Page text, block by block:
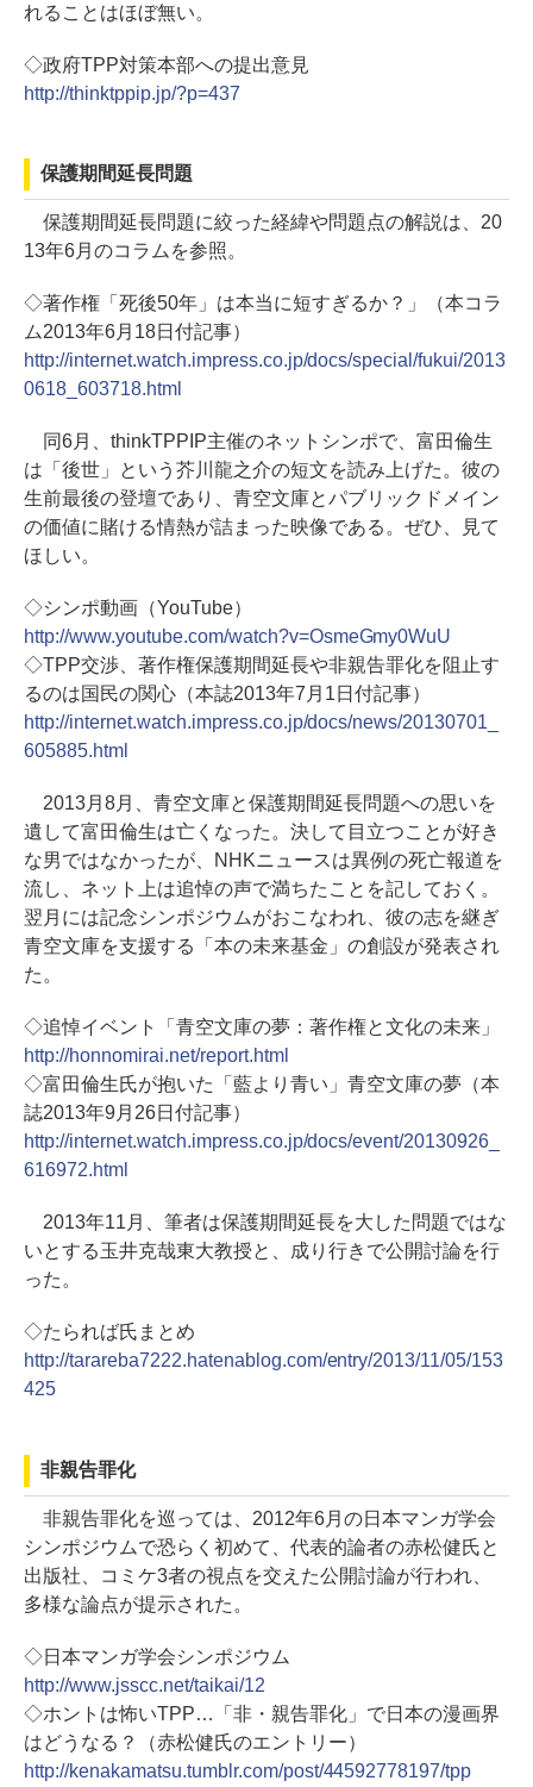
れることはほぼ無い。
◇政府TPP対策本部への提出意見
http://thinktppip.jp/?p=437
保護期間延長問題
保護期間延長問題に絞った経緯や問題点の解説は、20
13年6月のコラムを参照。
◇著作権「死後50年」は本当に短すぎるか？」（本コラ
ム2013年6月18日付記事）
http://internet.watch.impress.co.jp/docs/special/fukui/2013
0618_603718.html
同6月、thinkTPPIP主催のネットシンポで、富田倫生
は「後世」という芥川龍之介の短文を読み上げた。彼の
生前最後の登壇であり、青空文庫とパブリックドメイン
の価値に賭ける情熱が詰まった映像である。ぜひ、見て
ほしい。
◇シンポ動画（YouTube）
http://www.youtube.com/watch?v=OsmeGmy0WuU
◇TPP交渉、著作権保護期間延長や非親告罪化を阻止す
るのは国民の関心（本誌2013年7月1日付記事）
http://internet.watch.impress.co.jp/docs/news/20130701_
605885.html
2013月8月、青空文庫と保護期間延長問題への思いを
遺して富田倫生は亡くなった。決して目立つことが好き
な男ではなかったが、NHKニュースは異例の死亡報道を
流し、ネット上は追悼の声で満ちたことを記しておく。
翌月には記念シンポジウムがおこなわれ、彼の志を継ぎ
青空文庫を支援する「本の未来基金」の創設が発表され
た。
◇追悼イベント「青空文庫の夢：著作権と文化の未来」
http://honnomirai.net/report.html
◇富田倫生氏が抱いた「藍より青い」青空文庫の夢（本
誌2013年9月26日付記事）
http://internet.watch.impress.co.jp/docs/event/20130926_
616972.html
2013年11月、筆者は保護期間延長を大した問題ではな
いとする玉井克哉東大教授と、成り行きで公開討論を行
った。
◇たられば氏まとめ
http://tarareba7222.hatenablog.com/entry/2013/11/05/153
425
非親告罪化
非親告罪化を巡っては、2012年6月の日本マンガ学会
シンポジウムで恐らく初めて、代表的論者の赤松健氏と
出版社、コミケ3者の視点を交えた公開討論が行われ、
多様な論点が提示された。
◇日本マンガ学会シンポジウム
http://www.jsscc.net/taikai/12
◇ホントは怖いTPP…「非・親告罪化」で日本の漫画界
はどうなる？（赤松健氏のエントリー）
http://kenakamatsu.tumblr.com/post/44592778197/tpp